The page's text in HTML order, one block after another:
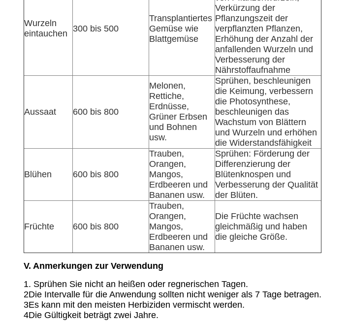
Wurzeln
eintauchen
300 bis 500
Transplantiertes
Gemüse wie
Blattgemüse
Verkürzung der
Pflanzungszeit der
verpflanzten Pflanzen,
Erhöhung der Anzahl der
anfallenden Wurzeln und
Verbesserung der
Nährstoffaufnahme
Aussaat 600 bis 800
Melonen,
Rettiche,
Erdnüsse,
Grüner Erbsen
und Bohnen
usw.
Sprühen, beschleunigen
die Keimung, verbessern
die Photosynthese,
beschleunigen das
Wachstum von Blättern
und Wurzeln und erhöhen
die Widerstandsfähigkeit
Blühen 600 bis 800
Trauben,
Orangen,
Mangos,
Erdbeeren und
Bananen usw.
Sprühen: Förderung der
Differenzierung der
Blütenknospen und
Verbesserung der Qualität
der Blüten.
Früchte 600 bis 800
Trauben,
Orangen,
Mangos,
Erdbeeren und
Bananen usw.
Die Früchte wachsen
gleichmäßig und haben
die gleiche Größe.
V. Anmerkungen zur Verwendung
1. Sprühen Sie nicht an heißen oder regnerischen Tagen.
2Die Intervalle für die Anwendung sollten nicht weniger als 7 Tage betragen.
3Es kann mit den meisten Herbiziden vermischt werden.
4Die Gültigkeit beträgt zwei Jahre.